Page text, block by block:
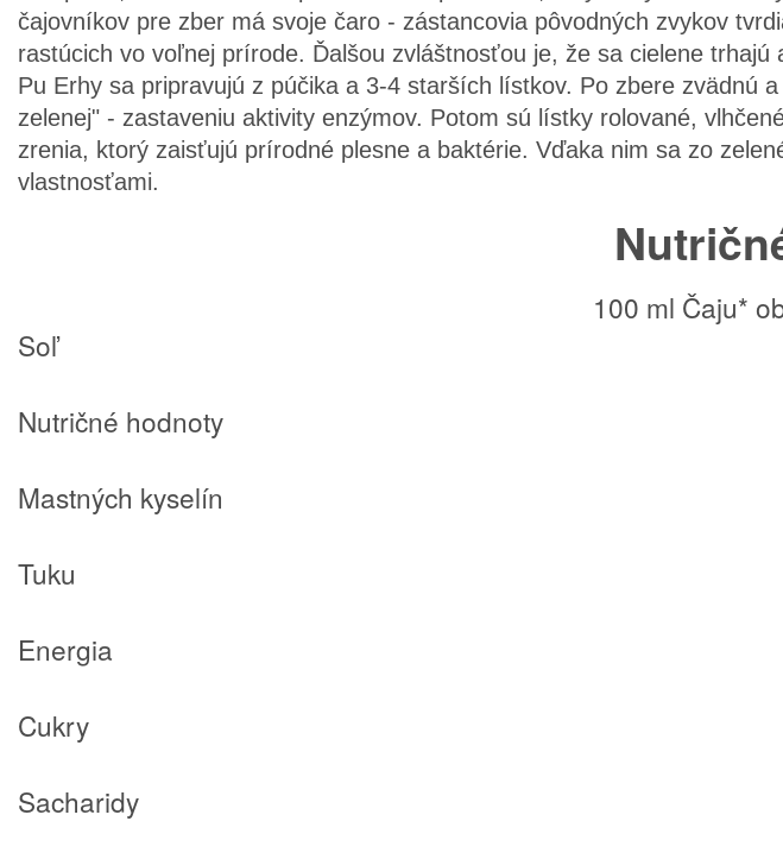
čajovníkov pre zber má svoje čaro - zástancovia pôvodných zvykov
rastúcich vo voľnej prírode. Ďalšou zvláštnosťou je, že sa cielene
Pu Erhy sa pripravujú z púčika a 3-4 starších lístkov. Po zbere zvädnú
zelenej" - zastaveniu aktivity enzýmov. Potom sú lístky rolované,
zrenia, ktorý zaisťujú prírodné plesne a baktérie. Vďaka nim sa zo
vlastnosťami.
100 ml Čaju*
Soľ
Nutričné hodnoty
Mastných kyselín
Tuku
Energia
Cukry
Sacharidy